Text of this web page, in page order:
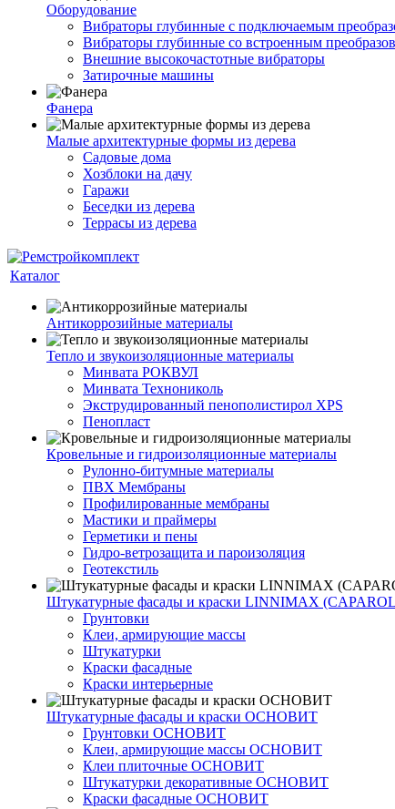
Оборудование
Вибраторы глубинные с подключаемым
Вибраторы глубинные со встроенным
Внешние высокочастотные вибраторы
Затирочные машины
Фанера
Малые архитектурные формы из дерева
Садовые дома
Хозблоки на дачу
Гаражи
Беседки из дерева
Террасы из дерева
Каталог
Антикоррозийные материалы
Тепло и звукоизоляционные материалы
Минвата РОКВУЛ
Минвата Технониколь
Экструдированный пенополистирол XPS
Пенопласт
Кровельные и гидроизоляционные материалы
Рулонно-битумные материалы
ПВХ Мембраны
Профилированные мембраны
Мастики и праймеры
Герметики и пены
Гидро-ветрозащита и пароизоляция
Геотекстиль
Штукатурные фасады и краски LINNIMAX
Грунтовки
Клеи, армирующие массы
Штукатурки
Краски фасадные
Краски интерьерные
Штукатурные фасады и краски ОСНОВИТ
Грунтовки ОСНОВИТ
Клеи, армирующие массы ОСНОВИТ
Клеи плиточные ОСНОВИТ
Штукатурки декоративные ОСНОВИТ
Краски фасадные ОСНОВИТ